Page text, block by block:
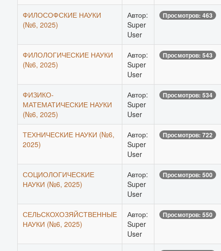
ФИЛОСОФСКИЕ НАУКИ
(№6, 2025)
Автор:
Super
User
Просмотров: 463
ФИЛОЛОГИЧЕСКИЕ НАУКИ
(№6, 2025)
Автор:
Super
User
Просмотров: 543
ФИЗИКО-
МАТЕМАТИЧЕСКИЕ НАУКИ
(№6, 2025)
Автор:
Super
User
Просмотров: 534
ТЕХНИЧЕСКИЕ НАУКИ (№6,
2025)
Автор:
Super
User
Просмотров: 722
СОЦИОЛОГИЧЕСКИЕ
НАУКИ (№6, 2025)
Автор:
Super
User
Просмотров: 500
СЕЛЬСКОХОЗЯЙСТВЕННЫЕ
НАУКИ (№6, 2025)
Автор:
Super
User
Просмотров: 550